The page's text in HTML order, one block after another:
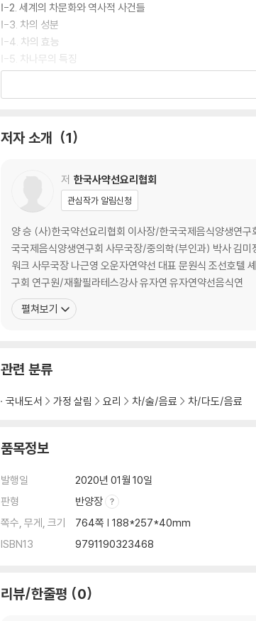
Ⅰ-2. 세계의 차문화와 역사적 사건들
Ⅰ-3. 차의 성분
Ⅰ-4. 차의 효능
Ⅰ-5. 차나무의 특징
Ⅰ-6. 차의 제다법
제 4 장 약차
Ⅰ. 풀, 잎으로 만든 차
Ⅱ. 풀열매, 씨앗, 과실차
Ⅲ. 곡물차
Ⅳ. 나무껍질, 줄기, 버섯류차
Ⅴ. 뿌리차
Ⅰ. 기를 보하는 차
Ⅳ. 음을 보하는 차
Ⅷ. 비위에 유익한 차
Ⅸ. 간에 유익한 차
Ⅹ. 신장에 유익한 차
ⅩⅣ. 정신을 맑게 하고 마음을 안정시켜 주는 차
ⅩⅤ. 지혜롭게 하고 두뇌를 발달시키는 차
저자 소개 1
저 한국사약선요리협회
관심작가 알림신청
양 승 (사)한국약선요리협회 이사장/한국국제음식양생연구회 회장/중의학 박사 문광철 (사)한국약선요리협회 사무총장/전주
국국제음식양생연구회 사무국장/중의학(부인과) 박사 김미정 다옴직업전문학교 원장/스타훈련교사협의회 회장 김인애 인애듀(Inaedu) 대표/(사)식생활교육대전네트
워크 사무국장 나근영 오운자연약선 대표 문원식 조선호텔 셰프/조리기능장/조리학 박사 변미자 대구 용지봉 대표/한식대첩시즌4 최종우승 유수림 한국국제음식양생연
구회 연구원/재활필라테스강사 유자연 유자연약선음식연
펼쳐보기
관련 분류
국내도서 가정 살림 요리 차/술/음료 차/다도/음료
품목정보
발행일
2020년 01월 10일
판형
반양장
쪽수, 무게, 크기
764쪽 | 188*257*40mm
ISBN13
9791190323468
리뷰/한줄평 0